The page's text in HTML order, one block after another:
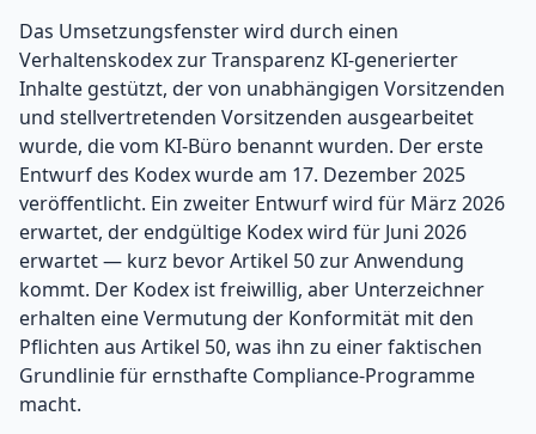
Das Umsetzungsfenster wird durch einen
Verhaltenskodex zur Transparenz KI-generierter
Inhalte gestützt, der von unabhängigen Vorsitzenden
und stellvertretenden Vorsitzenden ausgearbeitet
wurde, die vom KI-Büro benannt wurden. Der erste
Entwurf des Kodex wurde am 17. Dezember 2025
veröffentlicht. Ein zweiter Entwurf wird für März 2026
erwartet, der endgültige Kodex wird für Juni 2026
erwartet — kurz bevor Artikel 50 zur Anwendung
kommt. Der Kodex ist freiwillig, aber Unterzeichner
erhalten eine Vermutung der Konformität mit den
Pflichten aus Artikel 50, was ihn zu einer faktischen
Grundlinie für ernsthafte Compliance-Programme
macht.